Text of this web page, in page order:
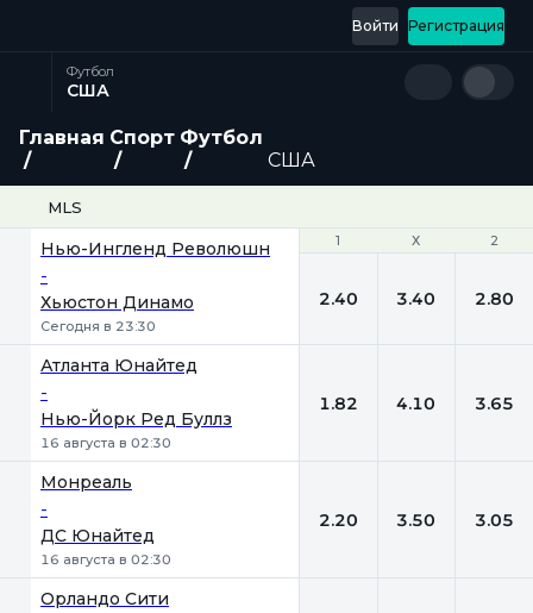
Регистрация
Войти
Футбол
США
Главная Спорт Футбол
США
MLS
1 Х 2
Нью-Ингленд Революшн
-
Хьюстон Динамо
Сегодня в 23:30
1 Х 2
2.40 3.40 2.80
Атланта Юнайтед
-
Нью-Йорк Ред Буллз
16 августа в 02:30
1.82 4.10 3.65
Монреаль
-
ДС Юнайтед
16 августа в 02:30
2.20 3.50 3.05
Орландо Сити